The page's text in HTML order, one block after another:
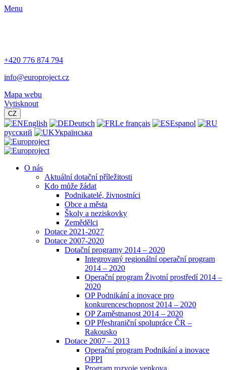
Menu
+420 776 874 794
info@europroject.cz
Mapa webu
Vytisknout
CZ
English Deutsch Le français
Espanol
русский
Українська
O nás
Aktuální dotační příležitosti
Kdo může žádat
Podnikatelé, živnostníci
Obce a města
Školy a neziskovky
Zemědělci
Dotace 2021-2027
Dotace 2007-2020
Dotační programy 2014 – 2020
Integrovaný regionální operační program
2014 – 2020
Operační program Životní prostředí 2014 –
2020
OP Podnikání a inovace pro
konkurenceschopnost 2014 – 2020
OP Zaměstnanost 2014 – 2020
OP Přeshraniční spolupráce ČR –
Rakousko
Dotace 2007 – 2013
Operační program Podnikání a inovace
OPPI
Program rozvoje venkova